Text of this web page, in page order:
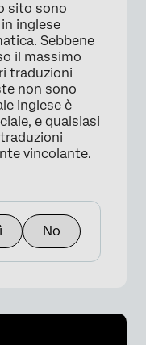
sito sono
inglese
Sebbene
il massimo
traduzioni
non sono
inglese è
e qualsiasi
vincolante.
No